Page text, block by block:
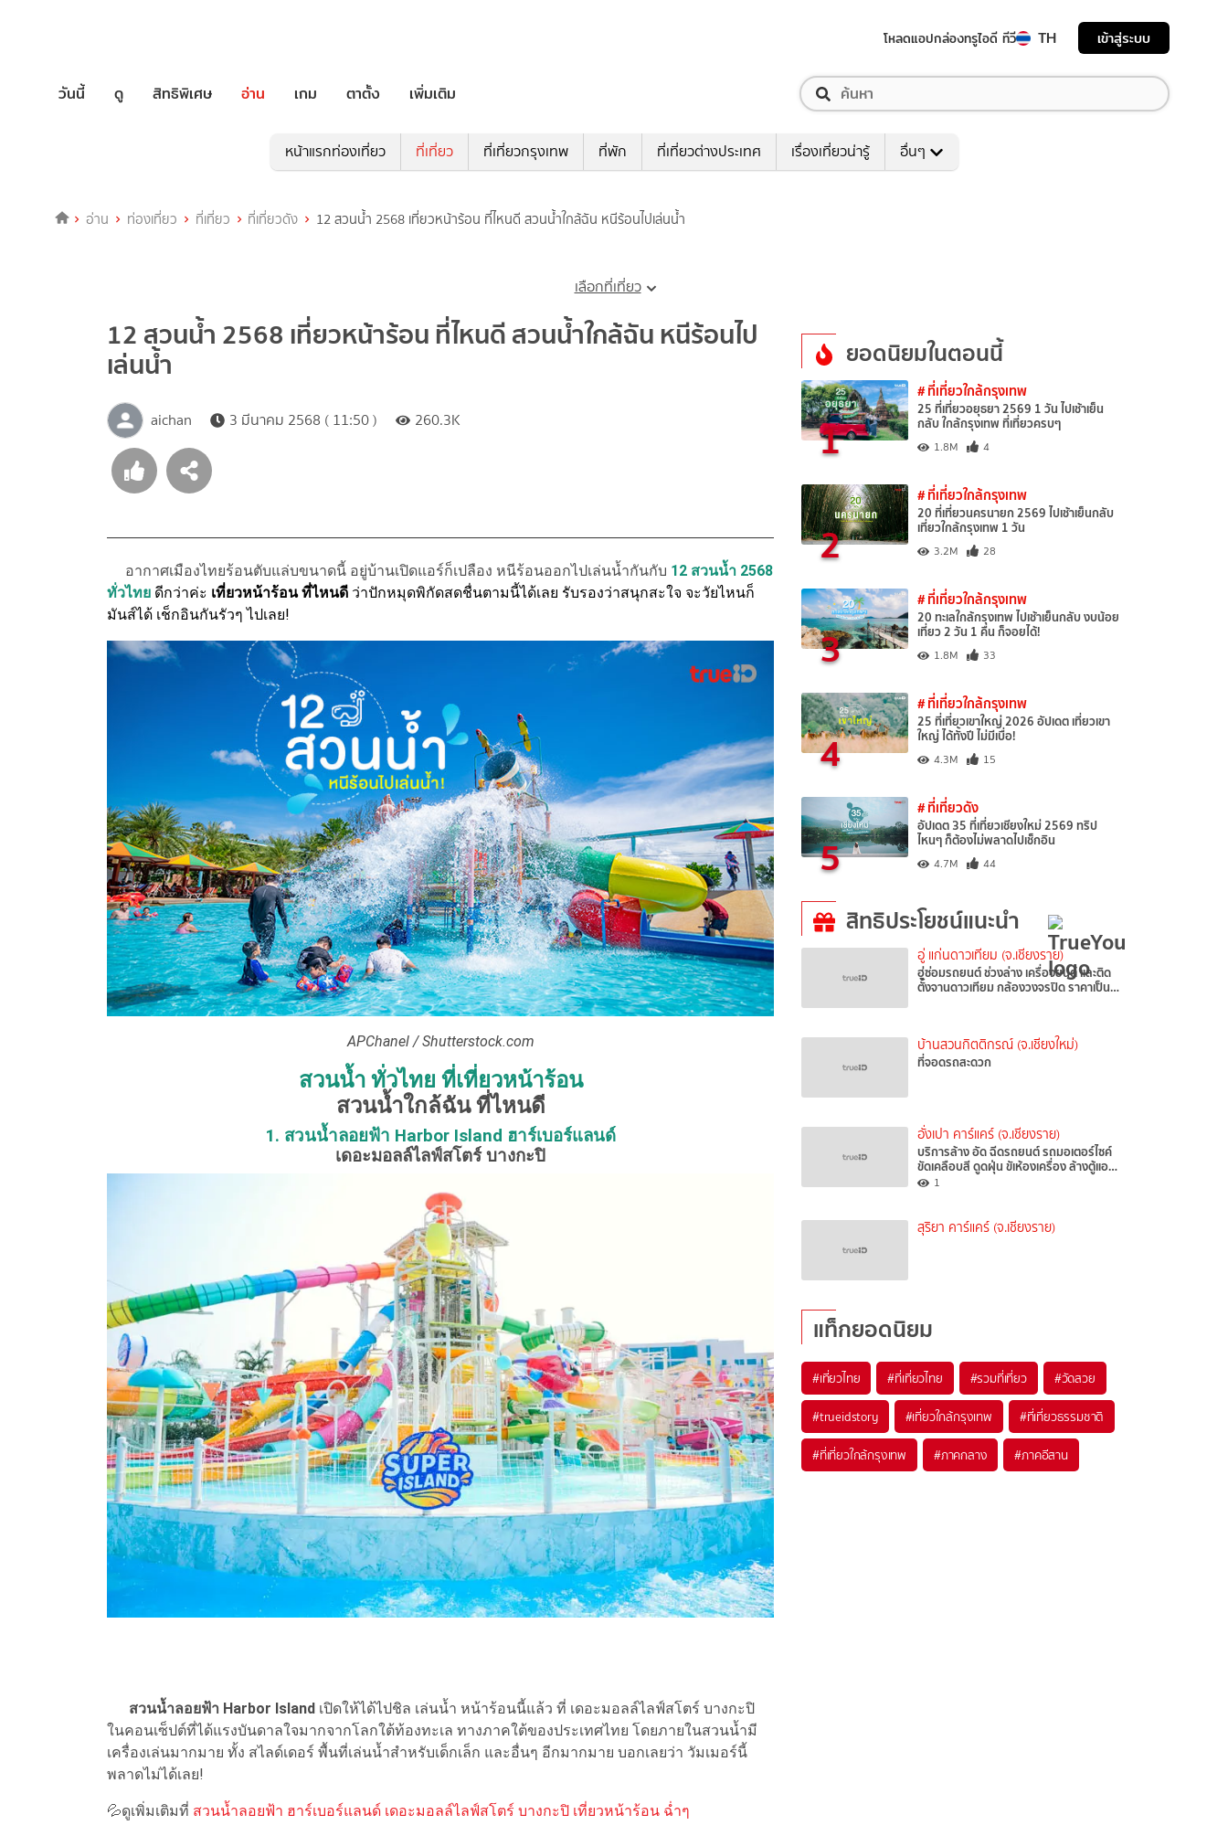
โหลดแอปกล่องทรูไอดี ทีวี TH เข้าสู่ระบบ
วันนี้ ดู สิทธิพิเศษ อ่าน เกม ตาตั้ง เพิ่มเติม
หน้าแรกท่องเที่ยว ที่เที่ยว ที่เที่ยวกรุงเทพ ที่พัก ที่เที่ยวต่างประเทศ เรื่องเที่ยวน่ารู้ อื่นๆ
อ่าน ท่องเที่ยว ที่เที่ยว ที่เที่ยวดัง 12 สวนน้ำ 2568 เที่ยวหน้าร้อน ที่ไหนดี สวนน้ำใกล้ฉัน หนีร้อนไปเล่นน้ำ
เลือกที่เที่ยว
12 สวนน้ำ 2568 เที่ยวหน้าร้อน ที่ไหนดี สวนน้ำใกล้ฉัน หนีร้อนไป
เล่นน้ำ
aichan 3 มีนาคม 2568 ( 11:50 ) 260.3K
อากาศเมืองไทยร้อนตับแล่บขนาดนี้ อยู่บ้านเปิดแอร์ก็เปลือง หนีร้อนออกไปเล่นน้ำกันกับ 12 สวนน้ำ 2568
ทั่วไทย ดีกว่าค่ะ เที่ยวหน้าร้อน ที่ไหนดี ว่าปักหมุดพิกัดสดชื่นตามนี้ได้เลย รับรองว่าสนุกสะใจ จะวัยไหนก็
มันส์ได้ เช็กอินกันรัวๆ ไปเลย!
APChanel / Shutterstock.com
สวนน้ำ ทั่วไทย ที่เที่ยวหน้าร้อน
สวนน้ำใกล้ฉัน ที่ไหนดี
1. สวนน้ำลอยฟ้า Harbor Island ฮาร์เบอร์แลนด์
เดอะมอลล์ไลฟ์สโตร์ บางกะปิ
สวนน้ำลอยฟ้า Harbor Island เปิดให้ได้ไปชิล เล่นน้ำ หน้าร้อนนี้แล้ว ที่ เดอะมอลล์ไลฟ์สโตร์ บางกะปิ
ในคอนเซ็ปต์ที่ได้แรงบันดาลใจมากจากโลกใต้ท้องทะเล ทางภาคใต้ของประเทศไทย โดยภายในสวนน้ำมี
เครื่องเล่นมากมาย ทั้ง สไลด์เดอร์ พื้นที่เล่นน้ำสำหรับเด็กเล็ก และอื่นๆ อีกมากมาย บอกเลยว่า วัมเมอร์นี้
พลาดไม่ได้เลย!
💦ดูเพิ่มเติมที่ สวนน้ำลอยฟ้า ฮาร์เบอร์แลนด์ เดอะมอลล์ไลฟ์สโตร์ บางกะปิ เที่ยวหน้าร้อน ฉ่ำๆ
ยอดนิยมในตอนนี้
1
# ที่เที่ยวใกล้กรุงเทพ
25 ที่เที่ยวอยุธยา 2569 1 วัน ไปเช้าเย็น
กลับ ใกล้กรุงเทพ ที่เที่ยวครบๆ
1.8M 4
2
# ที่เที่ยวใกล้กรุงเทพ
20 ที่เที่ยวนครนายก 2569 ไปเช้าเย็นกลับ
เที่ยวใกล้กรุงเทพ 1 วัน
3.2M 28
3
# ที่เที่ยวใกล้กรุงเทพ
20 ทะเลใกล้กรุงเทพ ไปเช้าเย็นกลับ งบน้อย
เที่ยว 2 วัน 1 คืน ก็จอยได้!
1.8M 33
4
# ที่เที่ยวใกล้กรุงเทพ
25 ที่เที่ยวเขาใหญ่ 2026 อัปเดต เที่ยวเขา
ใหญ่ ได้ทั้งปี ไม่มีเบื่อ!
4.3M 15
5
# ที่เที่ยวดัง
อัปเดต 35 ที่เที่ยวเชียงใหม่ 2569 ทริป
ไหนๆ ก็ต้องไม่พลาดไปเช็กอิน
4.7M 44
สิทธิประโยชน์แนะนำ
อู่ แก่นดาวเทียม (จ.เชียงราย)
ฮู่ซ่อมรถยนต์ ช่วงล่าง เครื่องยนต์ และติด
ตั้งจานดาวเทียม กล้องวงจรปิด ราคาเป็น…
บ้านสวนกิตติกรณ์ (จ.เชียงใหม่)
ที่จอดรถสะดวก
อั่งเปา คาร์แคร์ (จ.เชียงราย)
บริการล้าง อัด ฉีดรถยนต์ รถมอเตอร์ไซค์
ขัดเคลือบสี ดูดฝุ่น ขัเห้องเครื่อง ล้างตู้แอ…
1
สุริยา คาร์แคร์ (จ.เชียงราย)
แท็กยอดนิยม
#เที่ยวไทย #ที่เที่ยวไทย #รวมที่เที่ยว #วัดสวย
#trueidstory #เที่ยวใกล้กรุงเทพ #ที่เที่ยวธรรมชาติ
#ที่เที่ยวใกล้กรุงเทพ #ภาคกลาง #ภาคอีสาน